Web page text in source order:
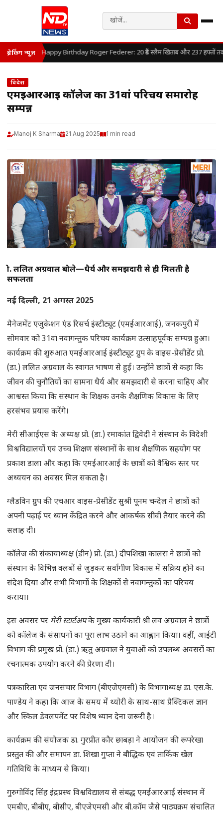
ब्रेकिंग न्यूज़ Happy Birthday Roger Federer: 20 ग्रैंड स्लैम खिताब और 237 हफ्तों
विदेश
एमईआरआई कॉलेज का 31वां परिचय समारोह
सम्पन्न
Manoj K Sharma 21 Aug 2025 1 min read
प्रो. ललित अग्रवाल बोले—धैर्य और समझदारी से ही मिलती है
सफलता
नई दिल्ली, 21 अगस्त 2025
मैनेजमेंट एजुकेशन एंड रिसर्च इंस्टीट्यूट (एमईआरआई), जनकपुरी में
सोमवार को 31वां नवागन्तुक परिचय कार्यक्रम उत्साहपूर्वक सम्पन्न हुआ।
कार्यक्रम की शुरुआत एमईआरआई इंस्टीट्यूट ग्रुप के वाइस-प्रेसीडेंट प्रो.
(डा.) ललित अग्रवाल के स्वागत भाषण से हुई। उन्होंने छात्रों से कहा कि
जीवन की चुनौतियों का सामना धैर्य और समझदारी से करना चाहिए और
आश्वस्त किया कि संस्थान के शिक्षक उनके शैक्षणिक विकास के लिए
हरसंभव प्रयास करेंगे।
मेरी सीआईएस के अध्यक्ष प्रो. (डा.) रमाकांत द्विवेदी ने संस्थान के विदेशी
विश्वविद्यालयों एवं उच्च शिक्षण संस्थानों के साथ शैक्षणिक सहयोग पर
प्रकाश डाला और कहा कि एमईआरआई के छात्रों को वैश्विक स्तर पर
अध्ययन का अवसर मिल सकता है।
ग्लैडविन ग्रुप की एचआर वाइस-प्रेसीडेंट सुश्री पूनम चन्देल ने छात्रों को
अपनी पढ़ाई पर ध्यान केंद्रित करने और आकर्षक सीवी तैयार करने की
सलाह दी।
कॉलेज की संकायाध्यक्ष (डीन) प्रो. (डा.) दीपशिखा कालरा ने छात्रों को
संस्थान के विभिन्न क्लबों से जुड़कर सर्वांगीण विकास में सक्रिय होने का
संदेश दिया और सभी विभागों के शिक्षकों से नवागन्तुकों का परिचय
कराया।
इस अवसर पर मेरी स्टार्टअपके मुख्य कार्यकारी श्री लव अग्रवाल ने छात्रों
को कॉलेज के संसाधनों का पूरा लाभ उठाने का आह्वान किया। वहीं, आईटी
विभाग की प्रमुख प्रो. (डा.) ऋतु अग्रवाल ने युवाओं को उपलब्ध अवसरों का
रचनात्मक उपयोग करने की प्रेरणा दी।
पत्रकारिता एवं जनसंचार विभाग (बीएजेएमसी) के विभागाध्यक्ष डा. एस.के.
पाण्डेय ने कहा कि आज के समय में थ्योरी के साथ-साथ प्रैक्टिकल ज्ञान
और स्किल डेवलपमेंट पर विशेष ध्यान देना जरूरी है।
कार्यक्रम की संयोजक डा. गुरप्रीत कौर छाबड़ा ने आयोजन की रूपरेखा
प्रस्तुत की और समापन डा. शिखा गुप्ता ने बौद्धिक एवं तार्किक खेल
गतिविधि के माध्यम से किया।
गुरुगोविंद सिंह इंद्रप्रस्थ विश्वविद्यालय से संबद्ध एमईआरआई संस्थान में
एमबीए, बीबीए, बीसीए, बीएजेएमसी और बी.कॉम जैसे पाठ्यक्रम संचालित